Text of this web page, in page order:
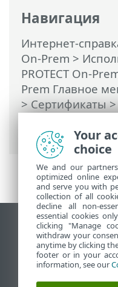
Навигация
Интернет-
On-Prem >
PROTECT On-
Prem Главное
> Сертификаты
ключа
Использовать
End of Life
База знаний ESET
Your
choice
We and our
optimized online
and serve you with
collection of all
decline all non-
essential cookies
clicking "Manage
withdraw your
anytime by clicking
footer or in your
information, see our